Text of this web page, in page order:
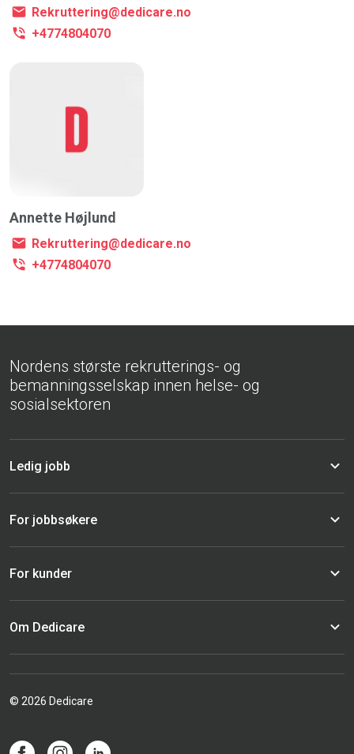
Rekruttering@dedicare.no
+4774804070
Annette Højlund
Rekruttering@dedicare.no
+4774804070
Nordens største rekrutterings- og
bemanningsselskap innen helse- og
sosialsektoren
Ledig jobb
For jobbsøkere
For kunder
Om Dedicare
© 2026 Dedicare